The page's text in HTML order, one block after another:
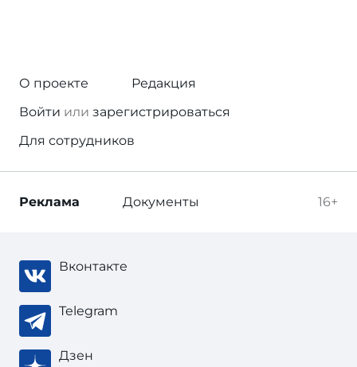
О проекте
Редакция
Войти или зарегистрироваться
Для сотрудников
16+
Реклама Документы
Вконтакте
Telegram
Дзен